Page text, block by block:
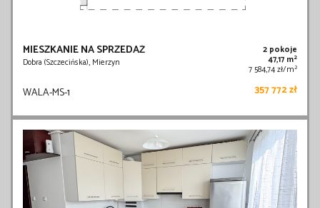
MIESZKANIE NA SPRZEDAŻ
Dobra (Szczecińska), Mierzyn
2 pokoje
47,17 m2
7 584,74 zł/m2
WALA-MS-1 357 772 zł